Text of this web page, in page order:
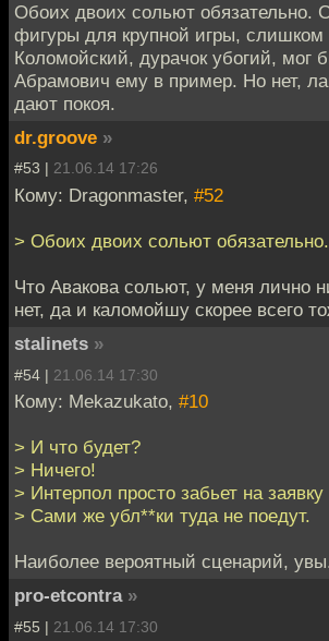
Обоих двоих сольют обязательно.
фигуры для крупной игры, слишком
Коломойский, дурачок убогий, мог
Абрамович ему в пример. Но нет,
дают покоя.
dr.groove »
#53 | 21.06.14 17:26
Кому: Dragonmaster, #52
> Обоих двоих сольют обязательно.
Что Авакова сольют, у меня лично
нет, да и каломойшу скорее всего
stalinets »
#54 | 21.06.14 17:30
Кому: Mekazukato, #10
> И что будет?
> Ничего!
> Интерпол просто забьет на
> Сами же убл**ки туда не поедут.
Наиболее вероятный сценарий,
pro-etcontra »
#55 | 21.06.14 17:30